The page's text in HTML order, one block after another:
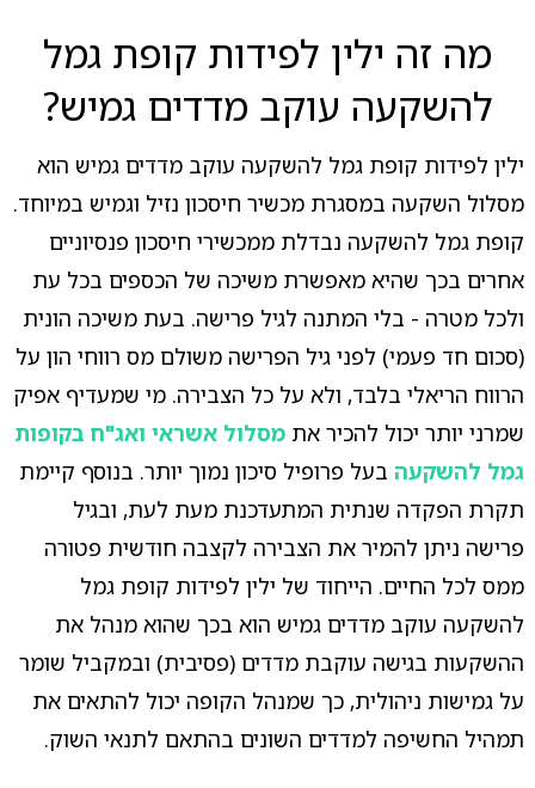
מה זה ילין לפידות קופת גמל
להשקעה עוקב מדדים גמיש?
ילין לפידות קופת גמל להשקעה עוקב מדדים גמיש הוא
מסלול השקעה במסגרת מכשיר חיסכון נזיל וגמיש במיוחד.
קופת גמל להשקעה נבדלת ממכשירי חיסכון פנסיוניים
אחרים בכך שהיא מאפשרת משיכה של הכספים בכל עת
ולכל מטרה - בלי המתנה לגיל פרישה. בעת משיכה הונית
(סכום חד פעמי) לפני גיל הפרישה משולם מס רווחי הון על
הרווח הריאלי בלבד, ולא על כל הצבירה. מי שמעדיף אפיק
שמרני יותר יכול להכיר את מסלול אשראי ואג"ח בקופות
גמל להשקעהבעל פרופיל סיכון נמוך יותר. בנוסף קיימת
תקרת הפקדה שנתית המתעדכנת מעת לעת, ובגיל
פרישה ניתן להמיר את הצבירה לקצבה חודשית פטורה
ממס לכל החיים. הייחוד של ילין לפידות קופת גמל
להשקעה עוקב מדדים גמיש הוא בכך שהוא מנהל את
ההשקעות בגישה עוקבת מדדים (פסיבית) ובמקביל שומר
על גמישות ניהולית, כך שמנהל הקופה יכול להתאים את
תמהיל החשיפה למדדים השונים בהתאם לתנאי השוק.